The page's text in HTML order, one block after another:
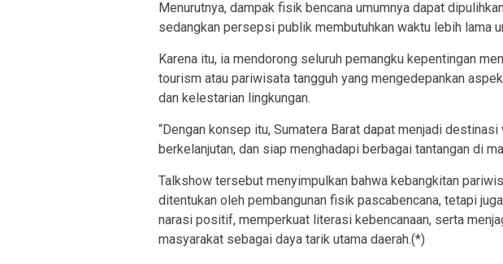
Menurutnya, dampak fisik bencana umumnya dapat
sedangkan persepsi publik membutuhkan waktu lebih lama
Karena itu, ia mendorong seluruh pemangku kepentingan
tourism atau pariwisata tangguh yang mengedepankan
dan kelestarian lingkungan.
“Dengan konsep itu, Sumatera Barat dapat menjadi destinasi
berkelanjutan, dan siap menghadapi berbagai tantangan di
Talkshow tersebut menyimpulkan bahwa kebangkitan
ditentukan oleh pembangunan fisik pascabencana, tetapi
narasi positif, memperkuat literasi kebencanaan, serta
masyarakat sebagai daya tarik utama daerah.(*)